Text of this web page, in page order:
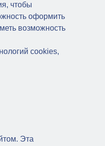
чтобы
оформить
возможность
cookies,
Эта